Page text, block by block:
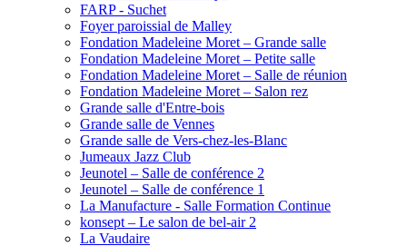
FARP - Suchet
Foyer paroissial de Malley
Fondation Madeleine Moret – Grande salle
Fondation Madeleine Moret – Petite salle
Fondation Madeleine Moret – Salle de réunion
Fondation Madeleine Moret – Salon rez
Grande salle d'Entre-bois
Grande salle de Vennes
Grande salle de Vers-chez-les-Blanc
Jumeaux Jazz Club
Jeunotel – Salle de conférence 2
Jeunotel – Salle de conférence 1
La Manufacture - Salle Formation Continue
konsept – Le salon de bel-air 2
La Vaudaire